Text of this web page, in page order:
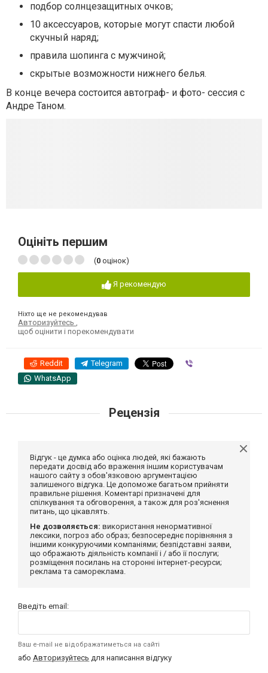
подбор солнцезащитных очков;
10 аксессуаров, которые могут спасти любой
скучный наряд;
правила шопинга с мужчиной;
скрытые возможности нижнего белья.
В конце вечера состоится автограф- и фото- сессия с
Андре Таном.
Оцініть першим
(0 оцінок)
Я рекомендую
Ніхто ще не рекомендував
Авторизуйтесь
щоб оцінити і порекомендувати
Reddit Telegram
WhatsApp
Рецензія
Відгук - це думка або оцінка людей, які бажають
передати досвід або враження іншим користувачам
нашого сайту з обов'язковою аргументацією
залишеного відгука. Це допоможе багатьом прийняти
правильне рішення. Коментарі призначені для
спілкування та обговорення, а також для роз'яснення
питань, що цікавлять.
Не дозволяється: використання ненормативної
лексики, погроз або образ; безпосереднє порівняння з
іншими конкуруючими компаніями; безпідставні заяви,
що ображають діяльність компанії і / або її послуги;
розміщення посилань на сторонні інтернет-ресурси;
реклама та самореклама.
Введіть email:
Ваш e-mail не відображатиметься на сайті
або Авторизуйтесь для написання відгуку